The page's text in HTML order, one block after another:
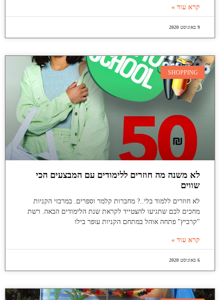
קרא עוד »
9 באוגוסט 2020
SHOPPING
לא משנה מה חוזרים ללימודים עם המבצעים הכי
שווים
לא חוזרים ללמוד בלי..? מחברות קלמר וספרים. במרכזי הקניות
מחכים לכם שתגיעו להצטייד לקראת שנת הלימודים הבאה. רשת
"קרביץ" פתחה אוהל במתחם הקניות עופר בילו
קרא עוד »
6 באוגוסט 2020